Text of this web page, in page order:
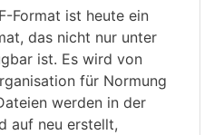
Format ist heute ein
das nicht nur unter
ist. Es wird von
für Normung
werden in der
auf neu erstellt,